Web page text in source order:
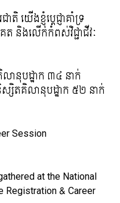
តិ យើងខ្ញុំប្តេជ្ញាគាំទ្រ
និងលើកកំពស់វិជ្ជាជីវៈ
ានុបដ្ឋាក ៣៤ នាក់
ស្សិតគិលានុបដ្ឋាក ៥២ នាក់
Session
at the National
Registration & Career